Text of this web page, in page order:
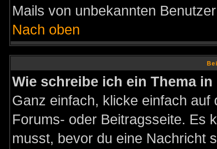
Mails von unbekannten
Nach oben
Wie schreibe ich ein Thema
Ganz einfach, klicke einfach
Forums- oder Beitragsseite. Es
musst, bevor du eine Nachricht